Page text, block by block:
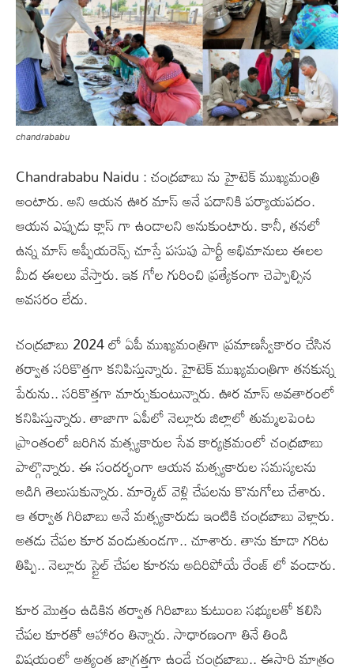
chandrababu
Chandrababu Naidu : చంద్రబాబు ను హైటెక్ ముఖ్యమంత్రి
అంటారు. అని ఆయన ఊర మాస్ అనే పదానికి పర్యాయపదం.
ఆయన ఎప్పుడు క్లాస్ గా ఉండాలని అనుకుంటారు. కానీ, తనలో
ఉన్న మాస్ అప్పీయరెన్స్ చూస్తే పసుపు పార్టీ అభిమానులు ఈలల
మీద ఈలలు వేస్తారు. ఇక గోల గురించి ప్రత్యేకంగా చెప్పాల్సిన
అవసరం లేదు.
చంద్రబాబు 2024 లో ఏపీ ముఖ్యమంత్రిగా ప్రమాణస్వీకారం చేసిన
తర్వాత సరికొత్తగా కనిపిస్తున్నారు. హైటెక్ ముఖ్యమంత్రిగా తనకున్న
పేరును.. సరికొత్తగా మార్చుకుంటున్నారు. ఊర మాస్ అవతారంలో
కనిపిస్తున్నారు. తాజాగా ఏపీలో నెల్లూరు జిల్లాలో తుమ్మలపెంట
ప్రాంతంలో జరిగిన మత్స్యకారుల సేవ కార్యక్రమంలో చంద్రబాబు
పాల్గొన్నారు. ఈ సందర్భంగా ఆయన మత్స్యకారుల సమస్యలను
అడిగి తెలుసుకున్నారు. మార్కెట్ వెళ్లి చేపలను కొనుగోలు చేశారు.
ఆ తర్వాత గిరిబాబు అనే మత్స్యకారుడు ఇంటికి చంద్రబాబు వెళ్లారు.
అతడు చేపల కూర వండుతుండగా.. చూశారు. తాను కూడా గరిట
తిప్పి.. నెల్లూరు స్టైల్ చేపల కూరను అదిరిపోయే రేంజ్ లో వండారు.
కూర మొత్తం ఉడికిన తర్వాత గిరిబాబు కుటుంబ సభ్యులతో కలిసి
చేపల కూరతో ఆహారం తిన్నారు. సాధారణంగా తినే తిండి
విషయంలో అత్యంత జాగ్రత్తగా ఉండే చంద్రబాబు.. ఈసారి మాత్రం